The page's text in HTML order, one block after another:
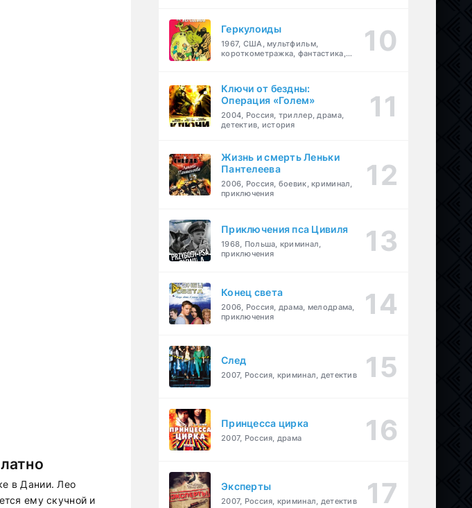
в Дании. Лео
ему скучной и
Геркулоиды
1967, США, мультфильм,
короткометражка, фантастика,
Ключи от бездны:
Операция «Голем»
2004, Россия, триллер, драма,
детектив, история
Жизнь и смерть Леньки
Пантелеева
2006, Россия, боевик, криминал,
приключения
Приключения пса Цивиля
1968, Польша, криминал,
приключения
Конец света
2006, Россия, драма, мелодрама,
приключения
След
2007, Россия, криминал, детектив
Принцесса цирка
2007, Россия, драма
Эксперты
2007, Россия, криминал, детектив